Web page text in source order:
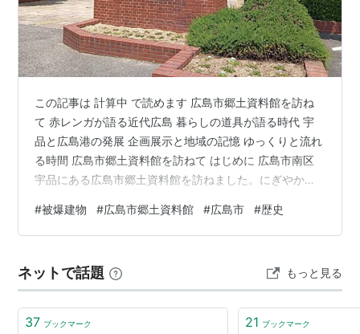
この記事は 計算中 で読めます 広島市郷土資料館を訪ね
て 赤レンガが語る近代広島 暮らしの道具が語る時代 宇
品と広島港の発展 企画展示と地域の記憶 ゆっくりと流れ
る時間 広島市郷土資料館を訪ねて はじめに 広島市南区
宇品にある広島市郷土資料館を訪ねました。にぎやかな
レンガの建物は、遠目にもひときわ目を引きました。こ
こは明治時代に建てられた旧陸軍糧秣支廠（缶詰工場）
貴重な歴史資料でした。 広島市郷土資料館正面 赤レンガ
が語る近代広島 この建物は1911年に建てられたもので、
かつては陸軍の糧秣支廠と…
#被爆建物 #広島市郷土資料館 #広島市 #歴史
ネットで話題 もっと見る
37 ブックマーク 21 ブックマーク